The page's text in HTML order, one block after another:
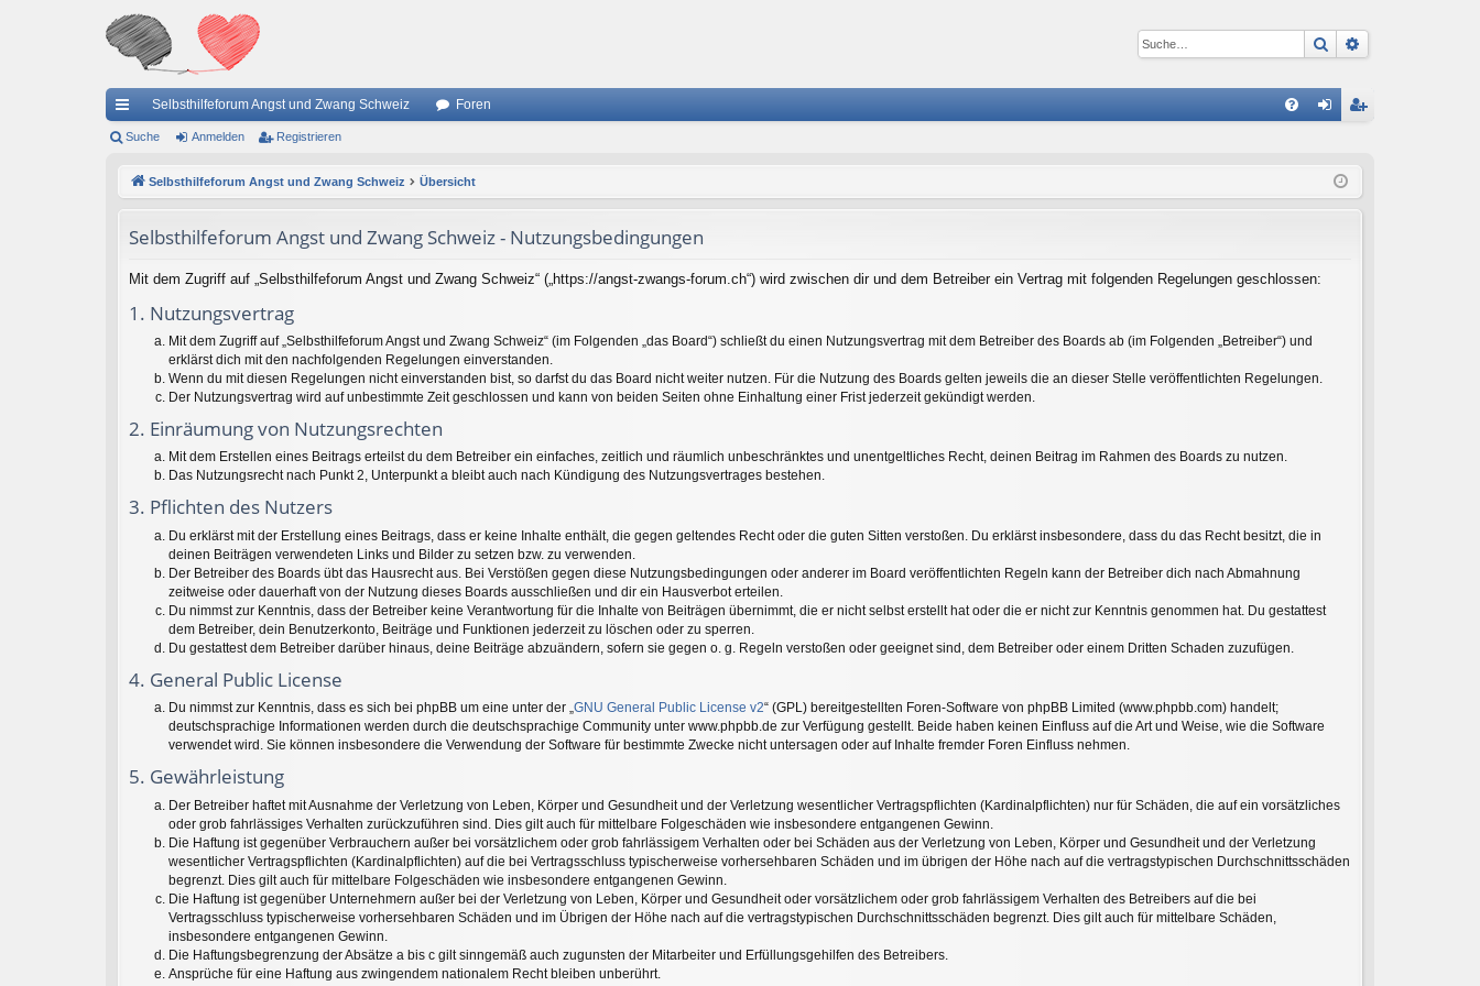
Suche
ch
Selbsthilfeforum Angst und Zwang Schweiz Foren
ist
Suche Anmelden Registrieren
Selbsthilfeforum Angst und Zwang Schweiz Übersicht
Selbsthilfeforum Angst und Zwang Schweiz - Nutzungsbedingungen
Mit dem Zugriff auf „Selbsthilfeforum Angst und Zwang Schweiz“ („https://angst-zwangs-forum.ch“) wird zwischen dir und dem Betreiber ein Vertrag mit folgenden Regelungen geschlossen:
1. Nutzungsvertrag
Mit dem Zugriff auf „Selbsthilfeforum Angst und Zwang Schweiz“ (im Folgenden „das Board“) schließt du einen Nutzungsvertrag mit dem Betreiber des Boards ab (im Folgenden „Betreiber“) und
erklärst dich mit den nachfolgenden Regelungen einverstanden.
Wenn du mit diesen Regelungen nicht einverstanden bist, so darfst du das Board nicht weiter nutzen. Für die Nutzung des Boards gelten jeweils die an dieser Stelle veröffentlichten Regelungen.
Der Nutzungsvertrag wird auf unbestimmte Zeit geschlossen und kann von beiden Seiten ohne Einhaltung einer Frist jederzeit gekündigt werden.
2. Einräumung von Nutzungsrechten
Mit dem Erstellen eines Beitrags erteilst du dem Betreiber ein einfaches, zeitlich und räumlich unbeschränktes und unentgeltliches Recht, deinen Beitrag im Rahmen des Boards zu nutzen.
Das Nutzungsrecht nach Punkt 2, Unterpunkt a bleibt auch nach Kündigung des Nutzungsvertrages bestehen.
3. Pflichten des Nutzers
Du erklärst mit der Erstellung eines Beitrags, dass er keine Inhalte enthält, die gegen geltendes Recht oder die guten Sitten verstoßen. Du erklärst insbesondere, dass du das Recht besitzt, die in
deinen Beiträgen verwendeten Links und Bilder zu setzen bzw. zu verwenden.
Der Betreiber des Boards übt das Hausrecht aus. Bei Verstößen gegen diese Nutzungsbedingungen oder anderer im Board veröffentlichten Regeln kann der Betreiber dich nach Abmahnung
zeitweise oder dauerhaft von der Nutzung dieses Boards ausschließen und dir ein Hausverbot erteilen.
Du nimmst zur Kenntnis, dass der Betreiber keine Verantwortung für die Inhalte von Beiträgen übernimmt, die er nicht selbst erstellt hat oder die er nicht zur Kenntnis genommen hat. Du gestattest
dem Betreiber, dein Benutzerkonto, Beiträge und Funktionen jederzeit zu löschen oder zu sperren.
Du gestattest dem Betreiber darüber hinaus, deine Beiträge abzuändern, sofern sie gegen o. g. Regeln verstoßen oder geeignet sind, dem Betreiber oder einem Dritten Schaden zuzufügen.
4. General Public License
Du nimmst zur Kenntnis, dass es sich bei phpBB um eine unter der „GNU General Public License v2“ (GPL) bereitgestellten Foren-Software von phpBB Limited (www.phpbb.com) handelt;
deutschsprachige Informationen werden durch die deutschsprachige Community unter www.phpbb.de zur Verfügung gestellt. Beide haben keinen Einfluss auf die Art und Weise, wie die Software
verwendet wird. Sie können insbesondere die Verwendung der Software für bestimmte Zwecke nicht untersagen oder auf Inhalte fremder Foren Einfluss nehmen.
5. Gewährleistung
Der Betreiber haftet mit Ausnahme der Verletzung von Leben, Körper und Gesundheit und der Verletzung wesentlicher Vertragspflichten (Kardinalpflichten) nur für Schäden, die auf ein vorsätzliches
oder grob fahrlässiges Verhalten zurückzuführen sind. Dies gilt auch für mittelbare Folgeschäden wie insbesondere entgangenen Gewinn.
Die Haftung ist gegenüber Verbrauchern außer bei vorsätzlichem oder grob fahrlässigem Verhalten oder bei Schäden aus der Verletzung von Leben, Körper und Gesundheit und der Verletzung
wesentlicher Vertragspflichten (Kardinalpflichten) auf die bei Vertragsschluss typischerweise vorhersehbaren Schäden und im übrigen der Höhe nach auf die vertragstypischen Durchschnittsschäden
begrenzt. Dies gilt auch für mittelbare Folgeschäden wie insbesondere entgangenen Gewinn.
Die Haftung ist gegenüber Unternehmern außer bei der Verletzung von Leben, Körper und Gesundheit oder vorsätzlichem oder grob fahrlässigem Verhalten des Betreibers auf die bei
Vertragsschluss typischerweise vorhersehbaren Schäden und im Übrigen der Höhe nach auf die vertragstypischen Durchschnittsschäden begrenzt. Dies gilt auch für mittelbare Schäden,
insbesondere entgangenen Gewinn.
Die Haftungsbegrenzung der Absätze a bis c gilt sinngemäß auch zugunsten der Mitarbeiter und Erfüllungsgehilfen des Betreibers.
Ansprüche für eine Haftung aus zwingendem nationalem Recht bleiben unberührt.